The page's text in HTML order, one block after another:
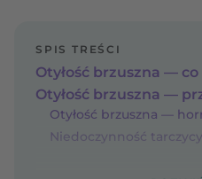
SPIS TREŚCI
Otyłość brzuszna —
Otyłość brzuszna —
Niedoczynność